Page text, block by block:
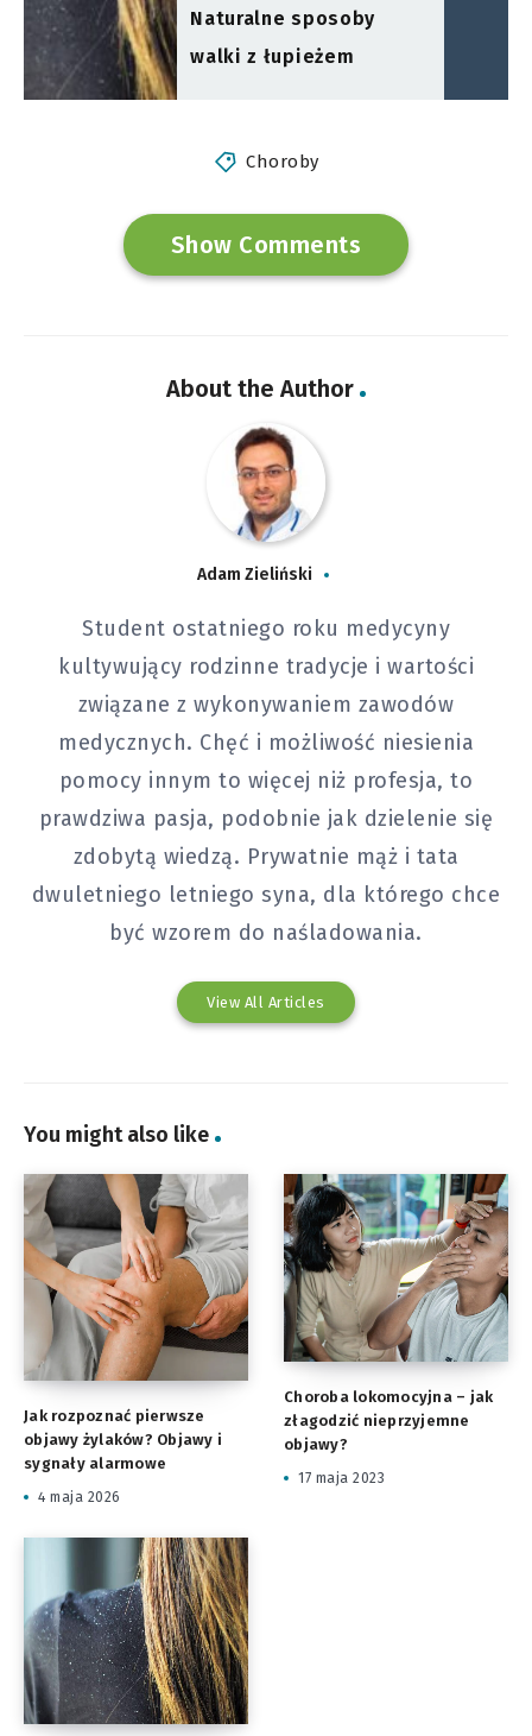
Naturalne sposoby
walki z łupieżem
Choroby
Show Comments
About the Author
Adam Zieliński
Student ostatniego roku medycyny
kultywujący rodzinne tradycje i wartości
związane z wykonywaniem zawodów
medycznych. Chęć i możliwość niesienia
pomocy innym to więcej niż profesja, to
prawdziwa pasja, podobnie jak dzielenie się
zdobytą wiedzą. Prywatnie mąż i tata
dwuletniego letniego syna, dla którego chce
być wzorem do naśladowania.
View All Articles
You might also like
Jak rozpoznać pierwsze
objawy żylaków? Objawy i
sygnały alarmowe
4 maja 2026
Choroba lokomocyjna – jak
złagodzić nieprzyjemne
objawy?
17 maja 2023